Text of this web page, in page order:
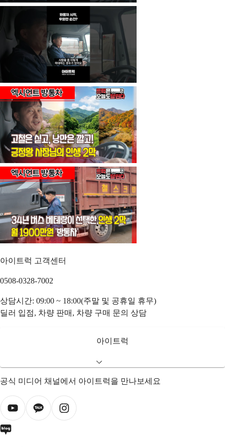
아이트럭 고객센터
0508-0328-7002
상담시간: 09:00 ~ 18:00(주말 및 공휴일 휴무)
딜러 입점, 차량 판매, 차량 구매 문의 상담
아이트럭
공식 미디어 채널에서 아이트럭을 만나보세요